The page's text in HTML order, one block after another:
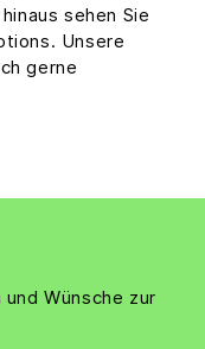
sehen Sie
Unsere
gerne
Wünsche zur